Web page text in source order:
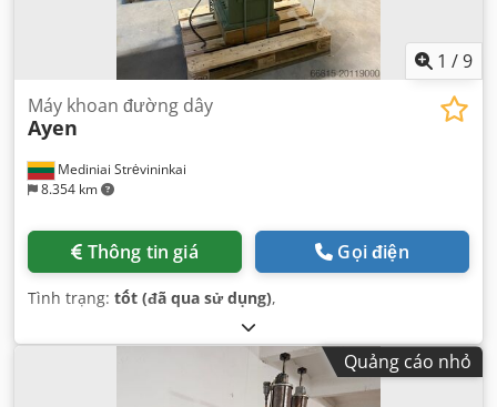
1 /9
Mediniai Strėvininkai
8.354 km
Máy khoan đường dây
Ayen
Thông tin giá Gọi điện
Tình trạng: tốt (đã qua sử dụng),
Quảng cáo nhỏ